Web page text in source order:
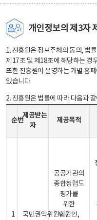
개인정보의 제3자
1. 진흥원은 정보주체의 동의, 법
제17조 및 제18조에 해당하는 경
또한 진흥원이 운영하는 개별 홈
있습니다.
2. 진흥원은 법률에 따라 다음과
순번
제공받는
자
제공목적
1 국민권익위원회
공공기관의
종합청렴도
평가를
위한
민원인,